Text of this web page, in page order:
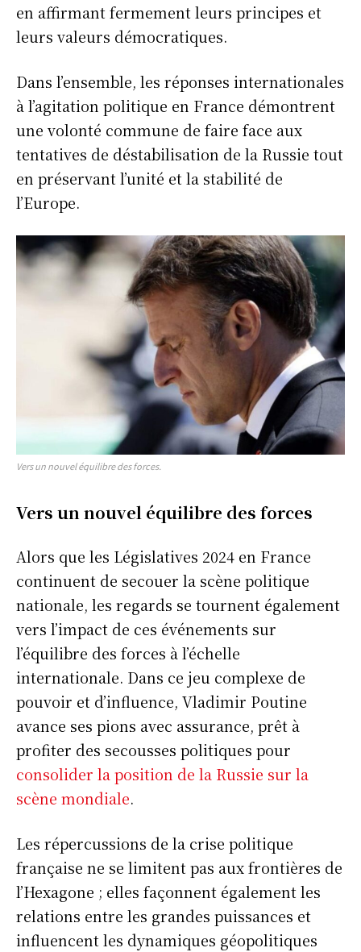
en affirmant fermement leurs principes et
leurs valeurs démocratiques.
Dans l’ensemble, les réponses internationales
à l’agitation politique en France démontrent
une volonté commune de faire face aux
tentatives de déstabilisation de la Russie tout
en préservant l’unité et la stabilité de
l’Europe.
Vers un nouvel équilibre des forces.
Vers un nouvel équilibre des forces
Alors que les Législatives 2024 en France
continuent de secouer la scène politique
nationale, les regards se tournent également
vers l’impact de ces événements sur
l’équilibre des forces à l’échelle
internationale. Dans ce jeu complexe de
pouvoir et d’influence, Vladimir Poutine
avance ses pions avec assurance, prêt à
profiter des secousses politiques pour
consolider la position de la Russie sur la
scène mondiale.
Les répercussions de la crise politique
française ne se limitent pas aux frontières de
l’Hexagone ; elles façonnent également les
relations entre les grandes puissances et
influencent les dynamiques géopolitiques